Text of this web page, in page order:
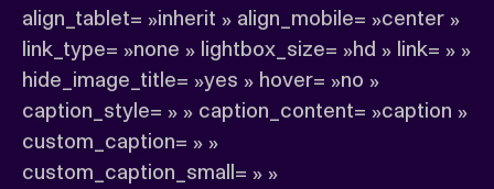
align_tablet= »inherit » align_mobile= »center »
link_type= »none » lightbox_size= »hd » link= » »
hide_image_title= »yes » hover= »no »
caption_style= » » caption_content= »caption »
custom_caption= » »
custom_caption_small= » »